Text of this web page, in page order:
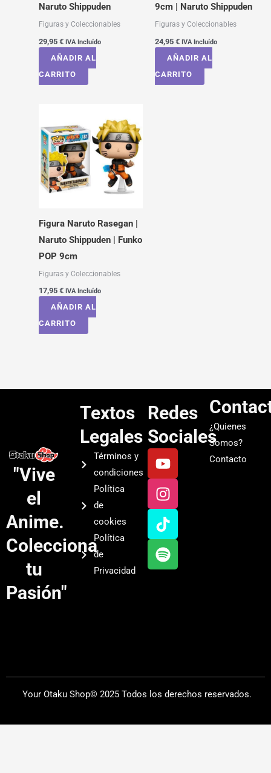
Naruto Shippuden
Figuras y Coleccionables
29,95 € IVA Incluído
AÑADIR AL
CARRITO
9cm | Naruto Shippuden
Figuras y Coleccionables
24,95 € IVA Incluído
AÑADIR AL
CARRITO
Figura Naruto Rasegan |
Naruto Shippuden | Funko
POP 9cm
Figuras y Coleccionables
17,95 € IVA Incluído
AÑADIR AL
CARRITO
"Vive
el
Anime.
Colecciona
tu
Pasión"
Textos
Legales
Términos y
condiciones
Política
de
cookies
Política
de
Privacidad
Redes
Sociales
Y
o
u
t
u
b
e
I
n
s
t
a
g
r
a
T
i
k
t
o
k
S
p
o
t
i
f
y
¿Quienes
Somos?
Contacto
Your Otaku Shop© 2025 Todos los derechos reservados.